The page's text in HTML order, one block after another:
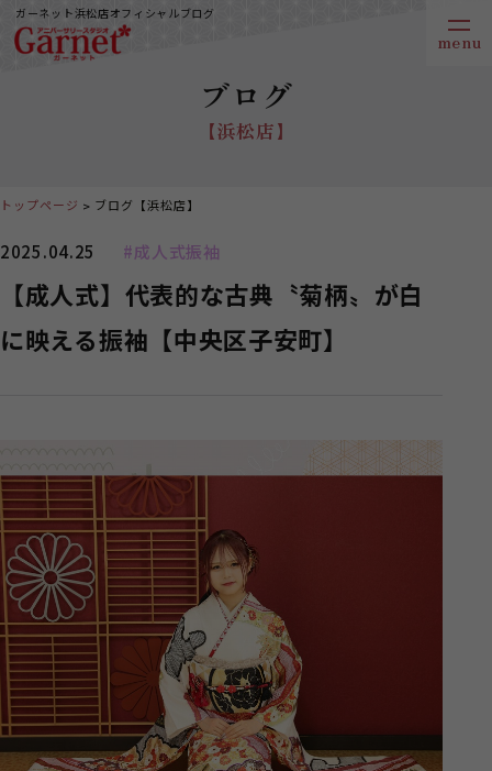
ガーネット浜松店オフィシャルブログ
ブログ
【浜松店】
2025.04.25 #成人式振袖
【成人式】代表的な古典〝菊柄〟が白
に映える振袖【中央区子安町】
トップページ ブログ【浜松店】